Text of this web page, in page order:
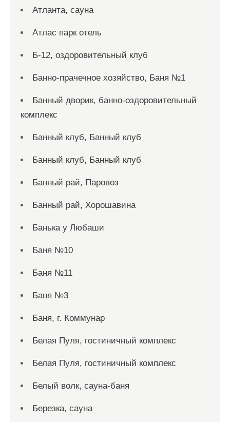
Атланта, сауна
Атлас парк отель
Б-12, оздоровительный клуб
Банно-прачечное хозяйство, Баня №1
Банный дворик, банно-оздоровительный
комплекс
Банный клуб, Банный клуб
Банный клуб, Банный клуб
Банный рай, Паровоз
Банный рай, Хорошавина
Банька у Любаши
Баня №10
Баня №11
Баня №3
Баня, г. Коммунар
Белая Пуля, гостиничный комплекс
Белая Пуля, гостиничный комплекс
Белый волк, сауна-баня
Березка, сауна